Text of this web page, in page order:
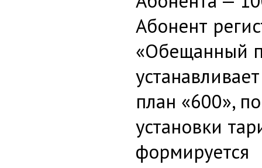
Абонент
«Обещанный
план «600»,
установки
формируется